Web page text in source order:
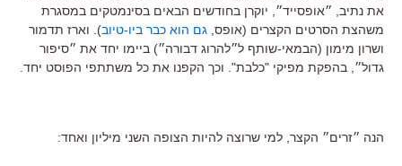
את נתיב, ״אופסייד״, יוקרן בחודשים הבאים בסינמטקים במסגרת
משהצת הסרטים הקצרים (אופס, גם הוא כבר ביו-טיוב). וארז תדמור
ושרון מימון (הבמאי-שותף ל״להרוג דבורה״) ביימו יחד את ״סיפור
גדול״, בהפקת מפיקי "כלבת". וכך הקפנו את כל משתתפי הפוסט יחד.
הנה ״זרים״ הקצר, למי שרוצה להיות הצופה השני מיליון ואחד: